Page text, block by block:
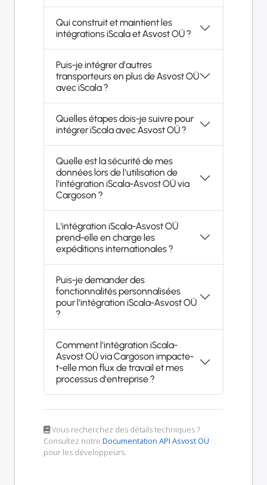
Qui construit et maintient les
intégrations iScala et Asvost OÜ ?
Puis-je intégrer d'autres
transporteurs en plus de Asvost OÜ
avec iScala ?
Quelles étapes dois-je suivre pour
intégrer iScala avec Asvost OÜ ?
Quelle est la sécurité de mes
données lors de l'utilisation de
l'intégration iScala-Asvost OÜ via
Cargoson ?
L'intégration iScala-Asvost OÜ
prend-elle en charge les
expéditions internationales ?
Puis-je demander des
fonctionnalités personnalisées
pour l'intégration iScala-Asvost OÜ
?
Comment l'intégration iScala-
Asvost OÜ via Cargoson impacte-
t-elle mon flux de travail et mes
processus d'entreprise ?
Vous recherchez des détails techniques ?
Consultez notre Documentation API Asvost OÜ
pour les développeurs.